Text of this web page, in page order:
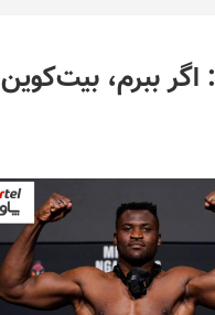
قهرمان UFC: اگر ببرم، بیت‌کوین